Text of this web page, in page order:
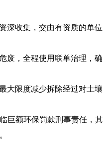
深收集，交由有资质的单位
废，全程使用联单治理，确
大限度减少拆除经过对土壤
巨额环保罚款刑事责任，其